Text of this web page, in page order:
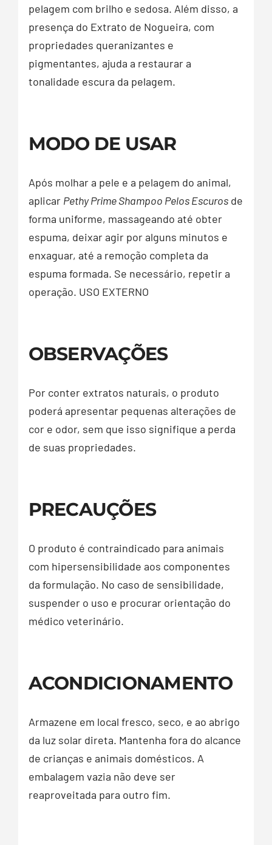
pelagem com brilho e sedosa. Além disso, a
presença do Extrato de Nogueira, com
propriedades queranizantes e
pigmentantes, ajuda a restaurar a
tonalidade escura da pelagem.
MODO DE USAR
Após molhar a pele e a pelagem do animal,
aplicar Pethy Prime Shampoo Pelos Escurosde
forma uniforme, massageando até obter
espuma, deixar agir por alguns minutos e
enxaguar, até a remoção completa da
espuma formada. Se necessário, repetir a
operação. USO EXTERNO
OBSERVAÇÕES
Por conter extratos naturais, o produto
poderá apresentar pequenas alterações de
cor e odor, sem que isso signifique a perda
de suas propriedades.
PRECAUÇÕES
O produto é contraindicado para animais
com hipersensibilidade aos componentes
da formulação. No caso de sensibilidade,
suspender o uso e procurar orientação do
médico veterinário.
ACONDICIONAMENTO
Armazene em local fresco, seco, e ao abrigo
da luz solar direta. Mantenha fora do alcance
de crianças e animais domésticos. A
embalagem vazia não deve ser
reaproveitada para outro fim.